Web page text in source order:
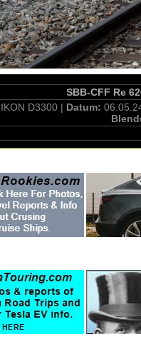
SBB-CFF Re
D3300 | Datum: